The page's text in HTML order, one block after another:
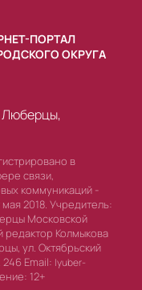
ПОРТАЛ
ОКРУГА
Люберцы,
в
связи,
коммуникаций -
2018. Учредитель:
Московской
редактор Колмыкова
ул. Октябрьский
Email: lyuber-
12+